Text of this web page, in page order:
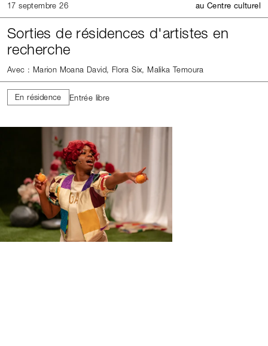
17 septembre 26 au Centre culturel
Sorties de résidences d'artistes en
recherche
Avec : Marion Moana David, Flora Six, Malika Temoura
En résidence Entrée libre